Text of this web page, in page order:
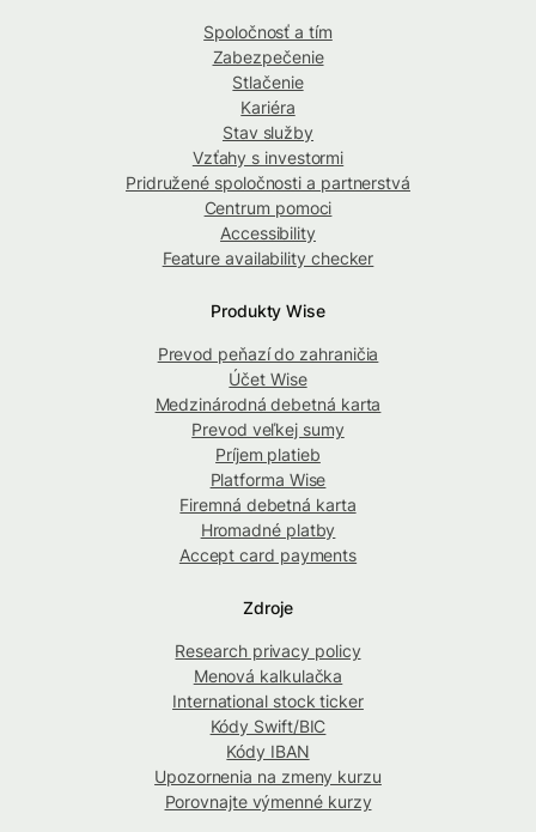
Spoločnosť a tím
Zabezpečenie
Stlačenie
Kariéra
Stav služby
Vzťahy s investormi
Pridružené spoločnosti a partnerstvá
Centrum pomoci
Accessibility
Feature availability checker
Produkty Wise
Prevod peňazí do zahraničia
Účet Wise
Medzinárodná debetná karta
Prevod veľkej sumy
Príjem platieb
Platforma Wise
Firemná debetná karta
Hromadné platby
Accept card payments
Zdroje
Research privacy policy
Menová kalkulačka
International stock ticker
Kódy Swift/BIC
Kódy IBAN
Upozornenia na zmeny kurzu
Porovnajte výmenné kurzy